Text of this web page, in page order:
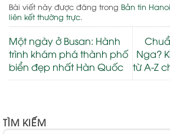
Bài viết này được đăng trong Bản tin
liên kết thường trực.
Một ngày ở Busan: Hành
trình khám phá thành phố
biển đẹp nhất Hàn Quốc
Nga?
từ A-Z
TÌM KIẾM